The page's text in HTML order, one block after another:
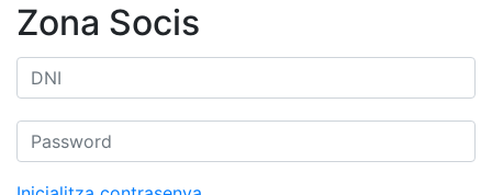
Zona Socis